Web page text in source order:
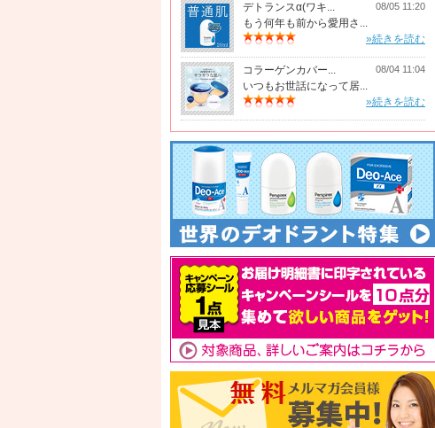
デトランスα(ワキ... 08/05 11:20
もう何年も前から愛用さ...
»続きを読む
コラーゲンカバー... 08/04 11:04
いつもお世話になって居...
»続きを読む